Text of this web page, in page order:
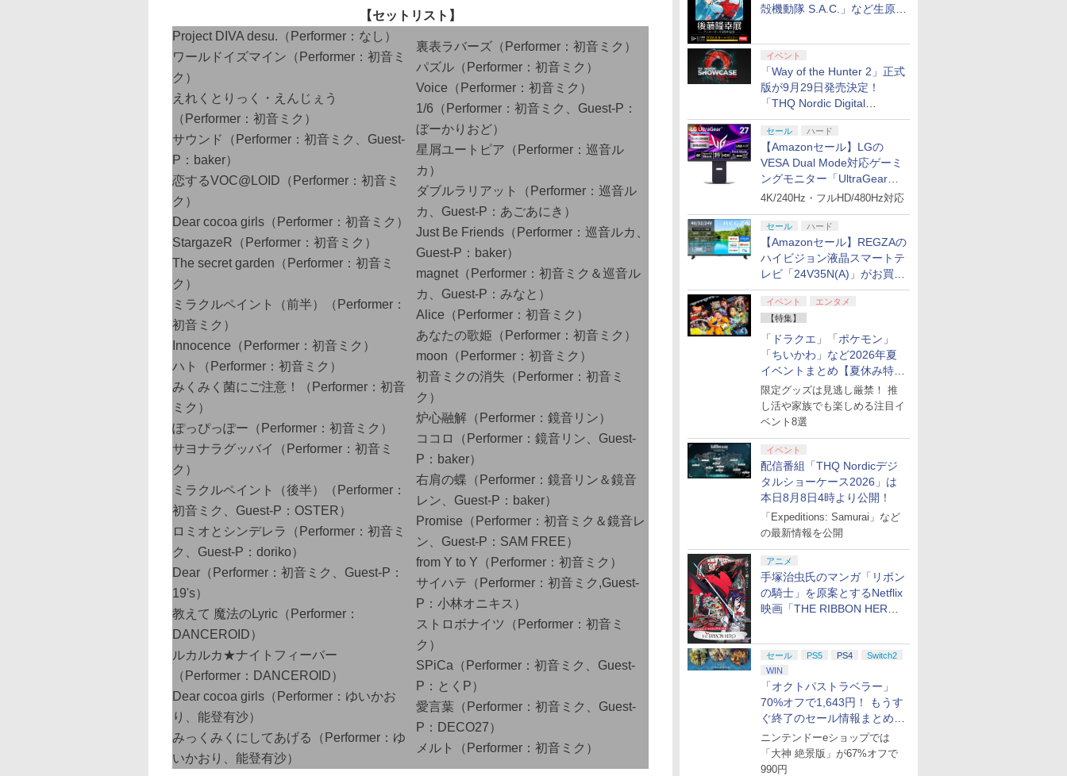
殻機動隊 S.A.C.」など生原
イベント
「Way of the Hunter 2」正式
版が9月29日発売決定！
「THQ Nordic Digital
Showcase 2026」まとめ
セール ハード
【Amazonセール】LGの
VESA Dual Mode対応ゲーミ
ングモニター「UltraGear
27G850A-B」がお買い得！
4K/240Hz・フルHD/480Hz対応
セール ハード
【Amazonセール】REGZAの
ハイビジョン液晶スマートテ
レビ「24V35N(A)」がお買い
得！
イベント
エンタメ
【特集】
「ドラクエ」「ポケモン」
「ちいかわ」など2026年夏
イベントまとめ【夏休み特
集】
限定グッズは見逃し厳禁！ 推
し活や家族でも楽しめる注目イ
ベント8選
イベント
配信番組「THQ Nordicデジ
タルショーケース2026」は
本日8月8日4時より公開！
「Expeditions: Samurai」など
の最新情報を公開
アニメ
手塚治虫氏のマンガ「リボン
の騎士」を原案とするNetflix
映画「THE RIBBON HERO
セール PS5 PS4
Switch2
WIN
「オクトパストラベラー」
70%オフで1,643円！ もうす
ぐ終了のセール情報まとめ
【8月8日更新】
ニンテンドーeショップでは
「大神 絶景版」が67%オフで
990円
【セットリスト】
Project DIVA desu.（Performer：なし）
ワールドイズマイン（Performer：初音ミ
ク）
えれくとりっく・えんじぇう
（Performer：初音ミク）
サウンド（Performer：初音ミク、Guest-
P：baker）
恋するVOC@LOID（Performer：初音ミ
ク）
Dear cocoa girls（Performer：初音ミク）
StargazeR（Performer：初音ミク）
The secret garden（Performer：初音ミ
ク）
ミラクルペイント（前半）（Performer：
初音ミク）
Innocence（Performer：初音ミク）
ハト（Performer：初音ミク）
みくみく菌にご注意！（Performer：初音
ミク）
ぽっぴっぽー（Performer：初音ミク）
サヨナラグッバイ（Performer：初音ミ
ク）
ミラクルペイント（後半）（Performer：
初音ミク、Guest-P：OSTER）
ロミオとシンデレラ（Performer：初音ミ
ク、Guest-P：doriko）
Dear（Performer：初音ミク、Guest-P：
19's）
教えて 魔法のLyric（Performer：
DANCEROID）
ルカルカ★ナイトフィーバー
（Performer：DANCEROID）
Dear cocoa girls（Performer：ゆいかお
り、能登有沙）
みっくみくにしてあげる（Performer：ゆ
いかおり、能登有沙）
裏表ラバーズ（Performer：初音ミク）
パズル（Performer：初音ミク）
Voice（Performer：初音ミク）
1/6（Performer：初音ミク、Guest-P：
ぼーかりおど）
星屑ユートピア（Performer：巡音ル
カ）
ダブルラリアット（Performer：巡音ル
カ、Guest-P：あごあにき）
Just Be Friends（Performer：巡音ルカ、
Guest-P：baker）
magnet（Performer：初音ミク＆巡音ル
カ、Guest-P：みなと）
Alice（Performer：初音ミク）
あなたの歌姫（Performer：初音ミク）
moon（Performer：初音ミク）
初音ミクの消失（Performer：初音ミ
ク）
炉心融解（Performer：鏡音リン）
ココロ（Performer：鏡音リン、Guest-
P：baker）
右肩の蝶（Performer：鏡音リン＆鏡音
レン、Guest-P：baker）
Promise（Performer：初音ミク＆鏡音レ
ン、Guest-P：SAM FREE）
from Y to Y（Performer：初音ミク）
サイハテ（Performer：初音ミク,Guest-
P：小林オニキス）
ストロボナイツ（Performer：初音ミ
ク）
SPiCa（Performer：初音ミク、Guest-
P：とくP）
愛言葉（Performer：初音ミク、Guest-
P：DECO27）
メルト（Performer：初音ミク）